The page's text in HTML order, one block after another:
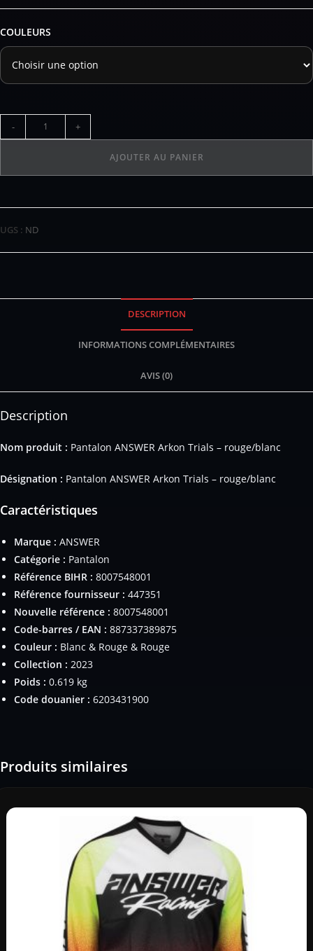
COULEURS
- +
AJOUTER AU PANIER
UGS : ND
DESCRIPTION
INFORMATIONS COMPLÉMENTAIRES
AVIS (0)
Description
Nom produit : Pantalon ANSWER Arkon Trials – rouge/blanc
Désignation : Pantalon ANSWER Arkon Trials – rouge/blanc
Caractéristiques
Marque : ANSWER
Catégorie : Pantalon
Référence BIHR : 8007548001
Référence fournisseur : 447351
Nouvelle référence : 8007548001
Code-barres / EAN : 887337389875
Couleur : Blanc & Rouge & Rouge
Collection : 2023
Poids : 0.619 kg
Code douanier : 6203431900
Produits similaires